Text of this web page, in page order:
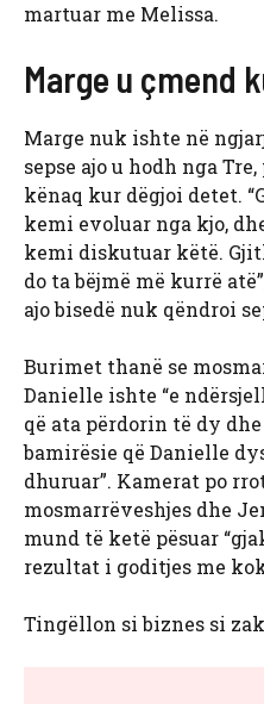
martuar me Melissa.
Marge u çmend
Marge nuk ishte në
sepse ajo u hodh nga
kënaq kur dëgjoi detet.
kemi evoluar nga kjo,
kemi diskutuar këtë.
do ta bëjmë më kurrë
ajo bisedë nuk qëndroi
Burimet thanë se
Danielle ishte “e
që ata përdorin të dy
bamirësie që Danielle
dhuruar”. Kamerat po
mosmarrëveshjes dhe
mund të ketë pësuar
rezultat i goditjes me
Tingëllon si biznes si